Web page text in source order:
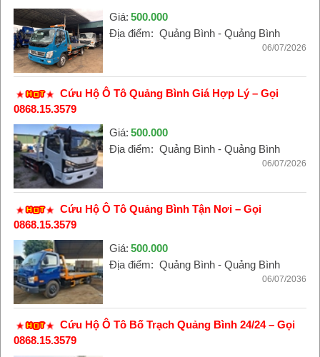
Giá: 500.000
Địa điểm: Quảng Bình - Quảng Bình
06/07/2026
Cứu Hộ Ô Tô Quảng Bình Giá Hợp Lý – Gọi
0868.15.3579
Giá: 500.000
Địa điểm: Quảng Bình - Quảng Bình
06/07/2026
Cứu Hộ Ô Tô Quảng Bình Tận Nơi – Gọi
0868.15.3579
Giá: 500.000
Địa điểm: Quảng Bình - Quảng Bình
06/07/2036
Cứu Hộ Ô Tô Bố Trạch Quảng Bình 24/24 – Gọi
0868.15.3579